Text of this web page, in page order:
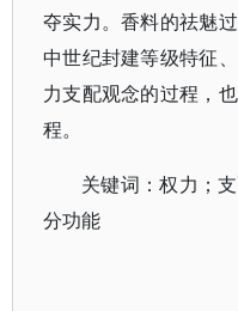
夺实力。香料的祛魅
中世纪封建等级特征
力支配观念的过程，
程。
关键词：权力；
分功能